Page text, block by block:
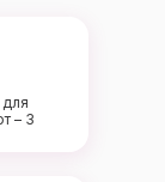
– 3